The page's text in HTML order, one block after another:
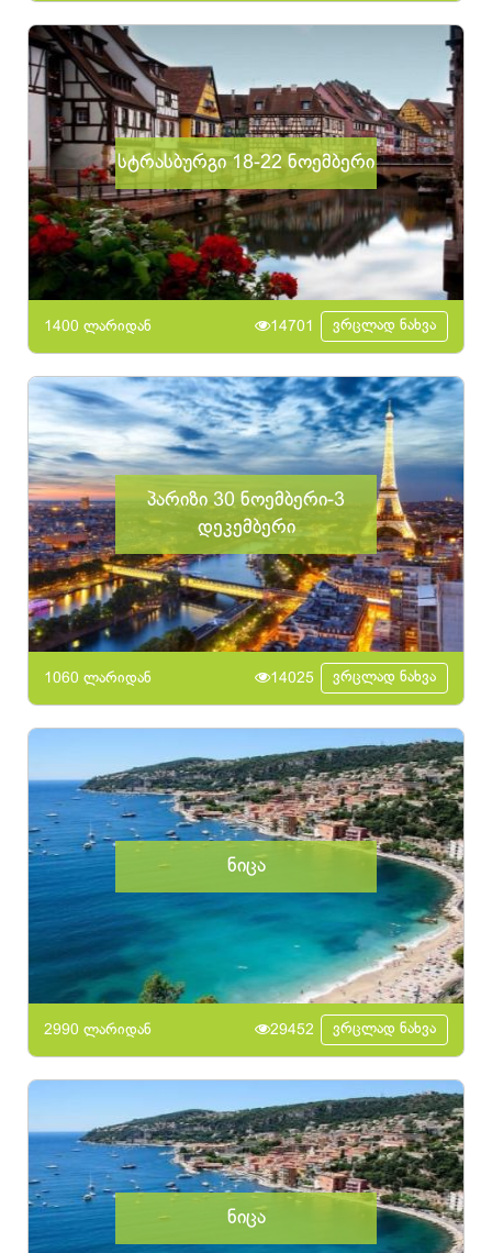
სტრასბურგი 18-22 ნოემბერი
1400 ლარიდან 14701 ვრცლად ნახვა
პარიზი 30 ნოემბერი-3
დეკემბერი
1060 ლარიდან 14025 ვრცლად ნახვა
ნიცა
2990 ლარიდან 29452 ვრცლად ნახვა
ნიცა